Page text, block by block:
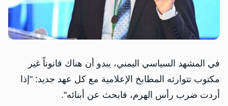
في المشهد السياسي اليمني، يبدو أن هناك قانوناً غير
مكتوب تتوارثه المطابخ الإعلامية مع كل عهد جديد: "إذا
أردت ضرب رأس الهرم، فابحث عن أبنائه".